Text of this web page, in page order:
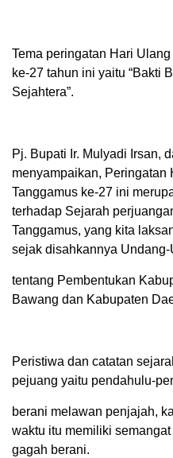
Tema peringatan Hari
ke-27 tahun ini yaitu “Bakti
Sejahtera”.
Pj. Bupati Ir. Mulyadi Irsan,
menyampaikan, Peringatan
Tanggamus ke-27 ini
terhadap Sejarah
Tanggamus, yang kita
sejak disahkannya
tentang Pembentukan
Bawang dan Kabupaten
Peristiwa dan catatan
pejuang yaitu pendahulu-
berani melawan penjajah,
waktu itu memiliki
gagah berani.